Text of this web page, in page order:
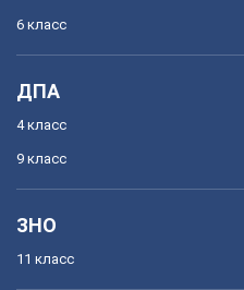
6 класс
ДПА
4 класс
9 класс
ЗНО
11 класс